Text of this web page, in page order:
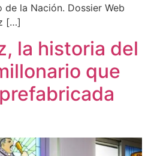
la Nación. Dossier Web
[…]
la historia del
que